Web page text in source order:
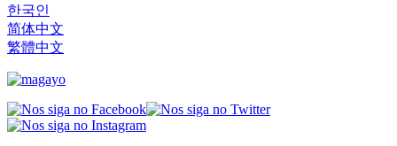
한국인
简体中文
繁體中文